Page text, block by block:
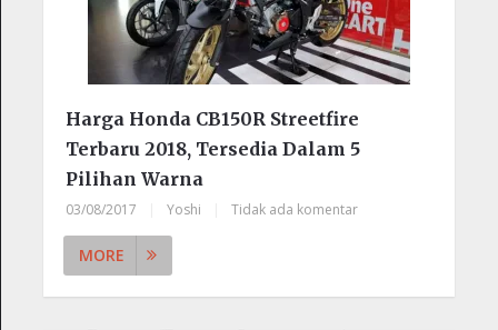
Harga Honda CB150R Streetfire
Terbaru 2018, Tersedia Dalam 5
Pilihan Warna
03/08/2017 Yoshi Tidak ada komentar
MORE